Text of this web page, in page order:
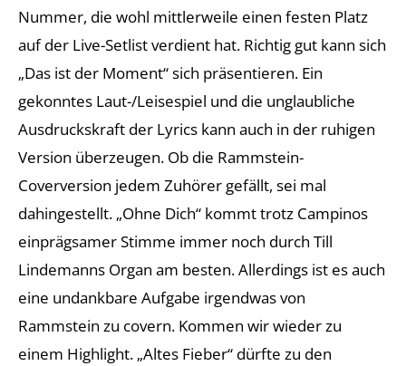
Nummer, die wohl mittlerweile einen festen Platz
auf der Live-Setlist verdient hat. Richtig gut kann sich
„Das ist der Moment“ sich präsentieren. Ein
gekonntes Laut-/Leisespiel und die unglaubliche
Ausdruckskraft der Lyrics kann auch in der ruhigen
Version überzeugen. Ob die Rammstein-
Coverversion jedem Zuhörer gefällt, sei mal
dahingestellt. „Ohne Dich“ kommt trotz Campinos
einprägsamer Stimme immer noch durch Till
Lindemanns Organ am besten. Allerdings ist es auch
eine undankbare Aufgabe irgendwas von
Rammstein zu covern. Kommen wir wieder zu
einem Highlight. „Altes Fieber“ dürfte zu den